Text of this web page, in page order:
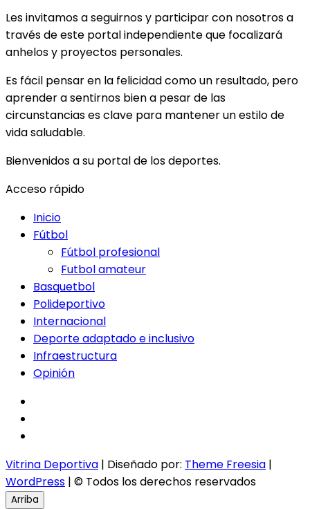
Les invitamos a seguirnos y participar con nosotros a
través de este portal independiente que focalizará
anhelos y proyectos personales.
Es fácil pensar en la felicidad como un resultado, pero
aprender a sentirnos bien a pesar de las
circunstancias es clave para mantener un estilo de
vida saludable.
Bienvenidos a su portal de los deportes.
Acceso rápido
Inicio
Fútbol
Fútbol profesional
Futbol amateur
Basquetbol
Polideportivo
Internacional
Deporte adaptado e inclusivo
Infraestructura
Opinión
Vitrina Deportiva | Diseñado por: Theme Freesia |
WordPress | © Todos los derechos reservados
Arriba